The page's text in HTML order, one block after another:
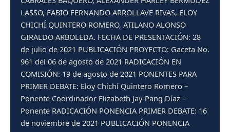
LASSO, FABIO FERNANDO ARROLLAVE RIVAS, ELOY
CHICHÍ QUINTERO ROMERO, ATILANO ALONSO
GIRALDO ARBOLEDA. FECHA DE PRESENTACIÓN: 28
de julio de 2021 PUBLICACIÓN PROYECTO: Gaceta No.
961 del 06 de agosto de 2021 RADICACIÓN EN
COMISIÓN: 19 de agosto de 2021 PONENTES PARA
PRIMER DEBATE: Eloy Chichí Quintero Romero –
Ponente Coordinador Elizabeth Jay-Pang Díaz –
Ponente RADICACIÓN PONENCIA PRIMER DEBATE: 16
de noviembre de 2021 PUBLICACIÓN PONENCIA